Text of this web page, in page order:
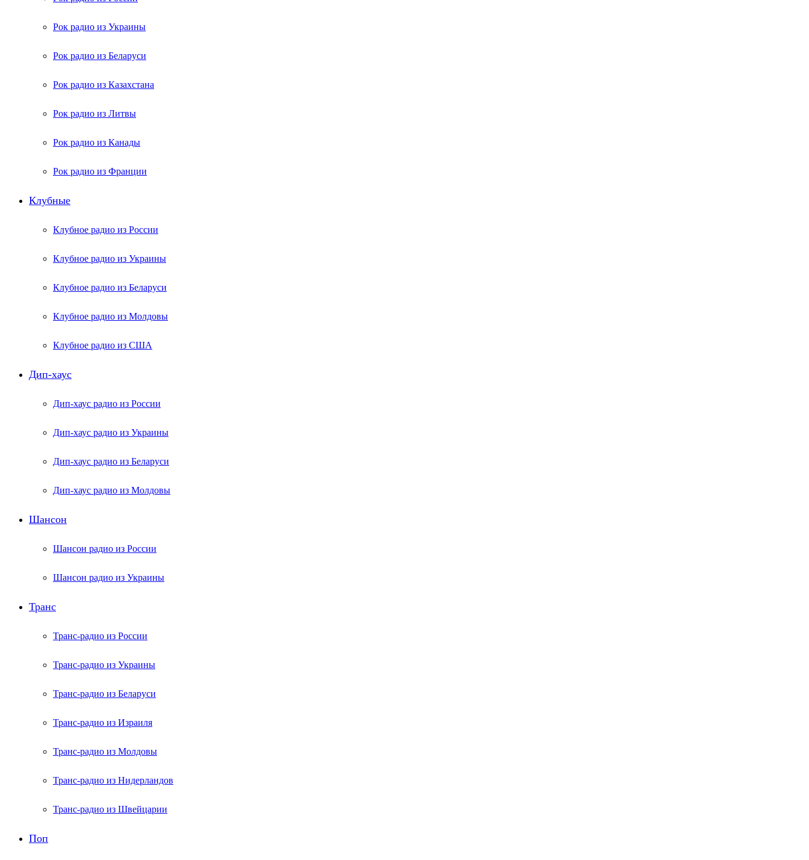
Рок радио из Украины
Рок радио из Беларуси
Рок радио из Казахстана
Рок радио из Литвы
Рок радио из Канады
Рок радио из Франции
Клубные
Клубное радио из России
Клубное радио из Украины
Клубное радио из Беларуси
Клубное радио из Молдовы
Клубное радио из США
Дип-хаус
Дип-хаус радио из России
Дип-хаус радио из Украины
Дип-хаус радио из Беларуси
Дип-хаус радио из Молдовы
Шансон
Шансон радио из России
Шансон радио из Украины
Транс
Транс-радио из России
Транс-радио из Украины
Транс-радио из Беларуси
Транс-радио из Израиля
Транс-радио из Молдовы
Транс-радио из Нидерландов
Транс-радио из Швейцарии
Поп